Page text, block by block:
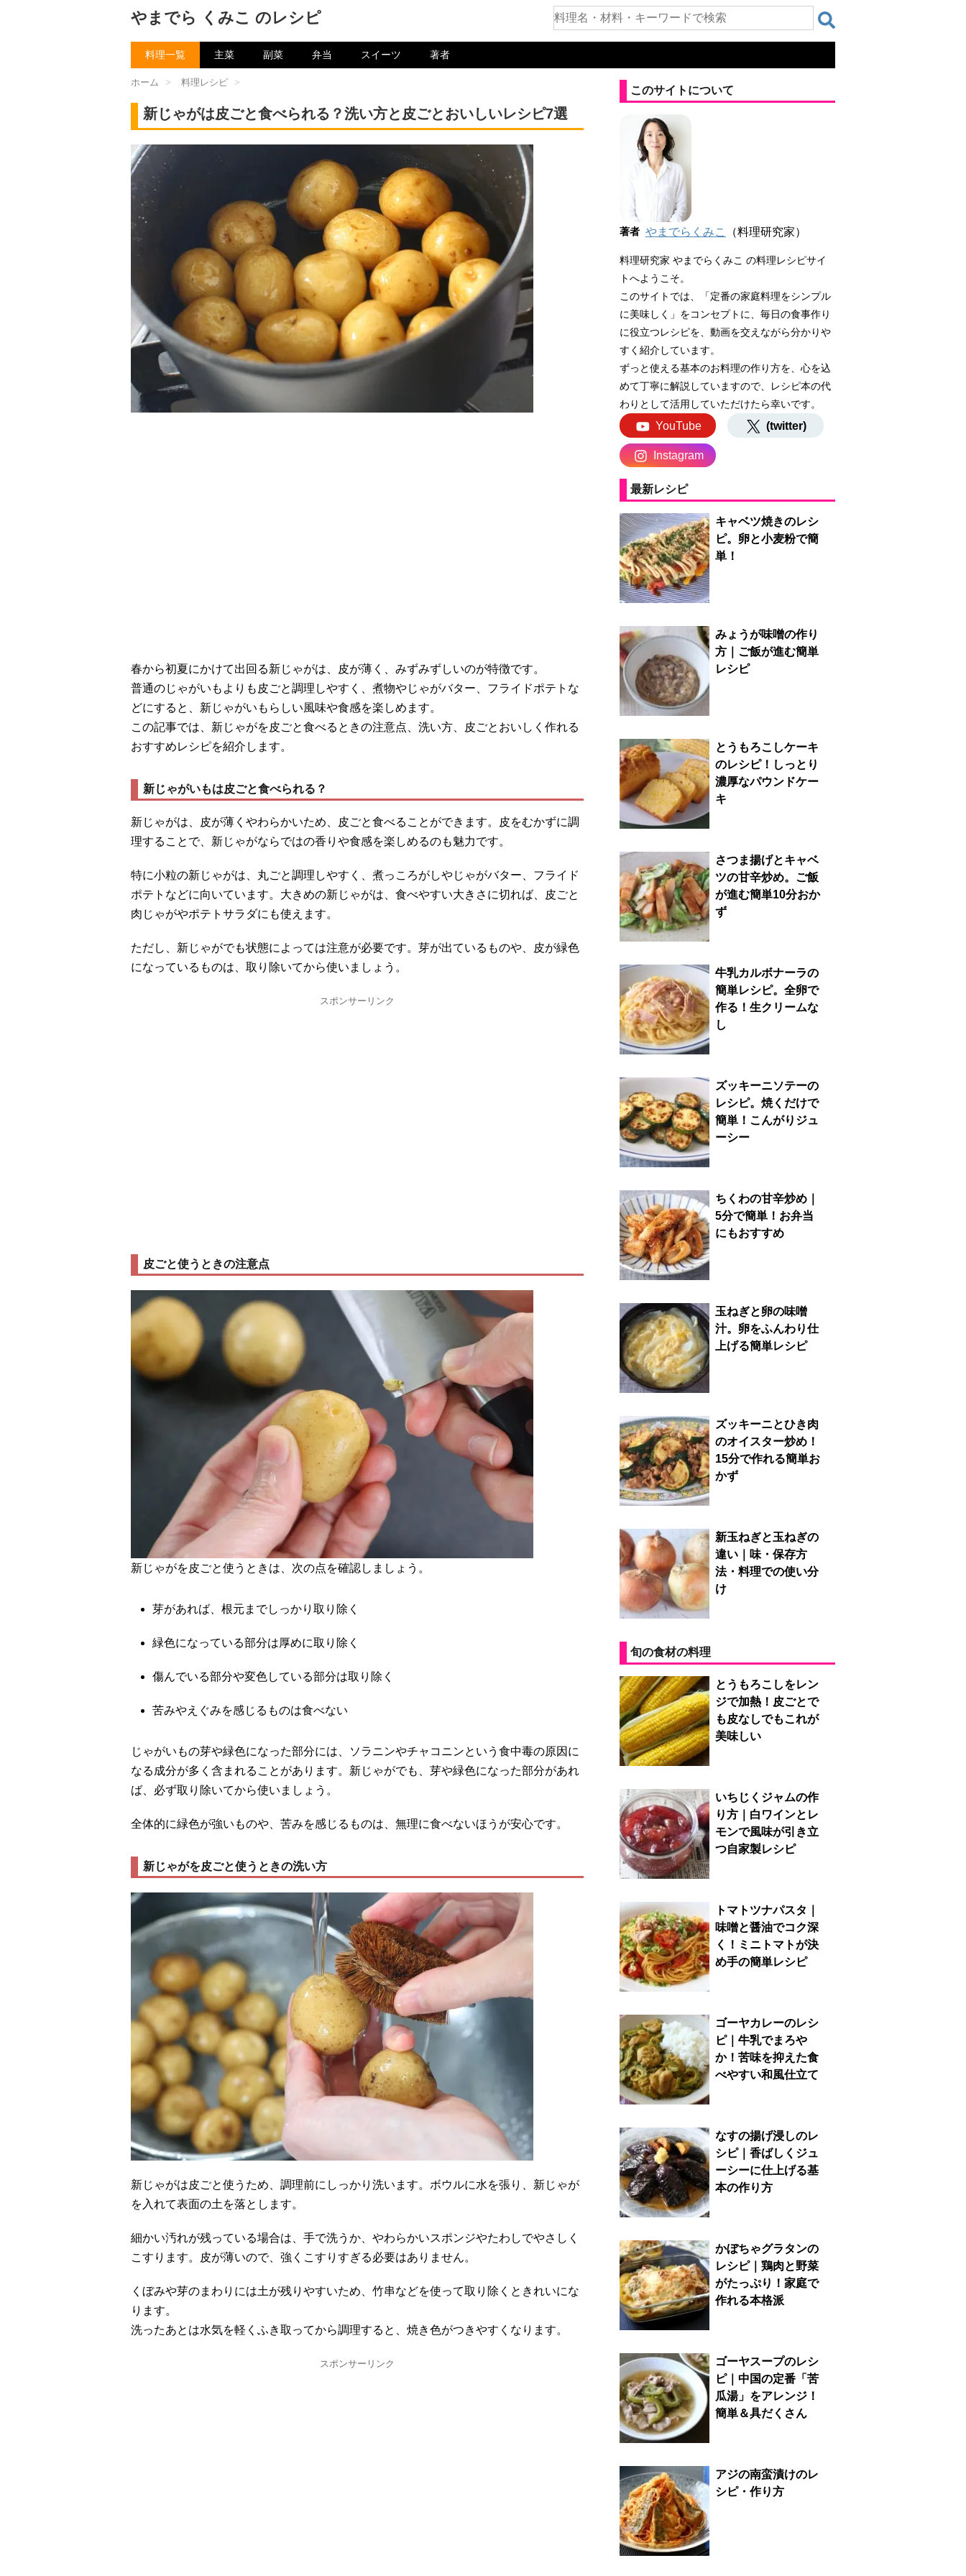
やまでら くみこ のレシピ
料理一覧 主菜 副菜 弁当 スイーツ 著者
ホーム > 料理レシピ >
新じゃがは皮ごと食べられる？洗い方と皮ごとおいしいレシピ7選
春から初夏にかけて出回る新じゃがは、皮が薄く、みずみずしいのが特徴です。
普通のじゃがいもよりも皮ごと調理しやすく、煮物やじゃがバター、フライドポテトな
どにすると、新じゃがいもらしい風味や食感を楽しめます。
この記事では、新じゃがを皮ごと食べるときの注意点、洗い方、皮ごとおいしく作れる
おすすめレシピを紹介します。
新じゃがいもは皮ごと食べられる？
新じゃがは、皮が薄くやわらかいため、皮ごと食べることができます。皮をむかずに調
理することで、新じゃがならではの香りや食感を楽しめるのも魅力です。
特に小粒の新じゃがは、丸ごと調理しやすく、煮っころがしやじゃがバター、フライド
ポテトなどに向いています。大きめの新じゃがは、食べやすい大きさに切れば、皮ごと
肉じゃがやポテトサラダにも使えます。
ただし、新じゃがでも状態によっては注意が必要です。芽が出ているものや、皮が緑色
になっているものは、取り除いてから使いましょう。
スポンサーリンク
皮ごと使うときの注意点
新じゃがを皮ごと使うときは、次の点を確認しましょう。
芽があれば、根元までしっかり取り除く
緑色になっている部分は厚めに取り除く
傷んでいる部分や変色している部分は取り除く
苦みやえぐみを感じるものは食べない
じゃがいもの芽や緑色になった部分には、ソラニンやチャコニンという食中毒の原因に
なる成分が多く含まれることがあります。新じゃがでも、芽や緑色になった部分があれ
ば、必ず取り除いてから使いましょう。
全体的に緑色が強いものや、苦みを感じるものは、無理に食べないほうが安心です。
新じゃがを皮ごと使うときの洗い方
新じゃがは皮ごと使うため、調理前にしっかり洗います。ボウルに水を張り、新じゃが
を入れて表面の土を落とします。
細かい汚れが残っている場合は、手で洗うか、やわらかいスポンジやたわしでやさしく
こすります。皮が薄いので、強くこすりすぎる必要はありません。
くぼみや芽のまわりには土が残りやすいため、竹串などを使って取り除くときれいにな
ります。
洗ったあとは水気を軽くふき取ってから調理すると、焼き色がつきやすくなります。
スポンサーリンク
このサイトについて
著者 やまでらくみこ （料理研究家）
料理研究家 やまでらくみこ の料理レシピサイ
トへようこそ。
このサイトでは、「定番の家庭料理をシンプル
に美味しく」をコンセプトに、毎日の食事作り
に役立つレシピを、動画を交えながら分かりや
すく紹介しています。
ずっと使える基本のお料理の作り方を、心を込
めて丁寧に解説していますので、レシピ本の代
わりとして活用していただけたら幸いです。
YouTube (twitter)
Instagram
最新レシピ
キャベツ焼きのレシ
ピ。卵と小麦粉で簡
単！
みょうが味噌の作り
方｜ご飯が進む簡単
レシピ
とうもろこしケーキ
のレシピ！しっとり
濃厚なパウンドケー
キ
さつま揚げとキャベ
ツの甘辛炒め。ご飯
が進む簡単10分おか
ず
牛乳カルボナーラの
簡単レシピ。全卵で
作る！生クリームな
し
ズッキーニソテーの
レシピ。焼くだけで
簡単！こんがりジュ
ーシー
ちくわの甘辛炒め｜
5分で簡単！お弁当
にもおすすめ
玉ねぎと卵の味噌
汁。卵をふんわり仕
上げる簡単レシピ
ズッキーニとひき肉
のオイスター炒め！
15分で作れる簡単お
かず
新玉ねぎと玉ねぎの
違い｜味・保存方
法・料理での使い分
け
旬の食材の料理
とうもろこしをレン
ジで加熱！皮ごとで
も皮なしでもこれが
美味しい
いちじくジャムの作
り方｜白ワインとレ
モンで風味が引き立
つ自家製レシピ
トマトツナパスタ｜
味噌と醤油でコク深
く！ミニトマトが決
め手の簡単レシピ
ゴーヤカレーのレシ
ピ｜牛乳でまろや
か！苦味を抑えた食
べやすい和風仕立て
なすの揚げ浸しのレ
シピ｜香ばしくジュ
ーシーに仕上げる基
本の作り方
かぼちゃグラタンの
レシピ｜鶏肉と野菜
がたっぷり！家庭で
作れる本格派
ゴーヤスープのレシ
ピ｜中国の定番「苦
瓜湯」をアレンジ！
簡単＆具だくさん
アジの南蛮漬けのレ
シピ・作り方